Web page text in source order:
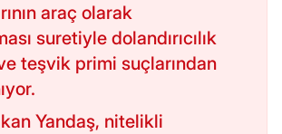
araç olarak
suretiyle dolandırıcılık
teşvik primi suçlarından
Yandaş, nitelikli